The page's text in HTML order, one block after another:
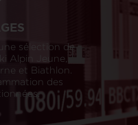
sélection de
Alpin Jeune,
et Biathlon.
des